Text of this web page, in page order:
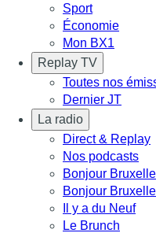
Sport
Économie
Mon BX1
Replay TV
Toutes nos
Dernier JT
La radio
Direct & Replay
Nos podcasts
Bonjour
Bonjour
Il y a du Neuf
Le Brunch